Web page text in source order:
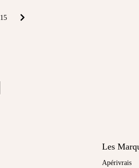
15
Les
Apérivrais